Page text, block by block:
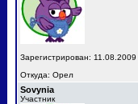
Зарегистрирован: 11.08.2009
Откуда: Орел
Sovynia
Участник